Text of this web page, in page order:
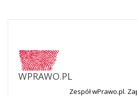
WPRAWO.PL
Zespół wPrawo.pl.